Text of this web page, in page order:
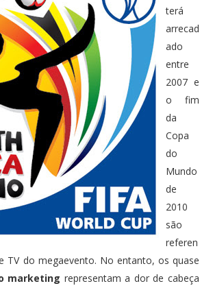
terá
arrecad
ado
entre
2007 e
o fim
da
Copa
do
Mundo
de
2010
são
referen
TV do megaevento. No entanto, os quase
marketing representam a dor de cabeça